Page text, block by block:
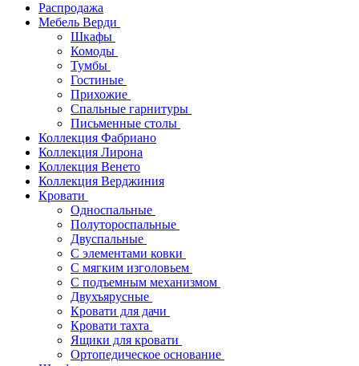
Распродажа
Мебель Верди
Шкафы
Комоды
Тумбы
Гостиные
Прихожие
Спальные гарнитуры
Письменные столы
Коллекция Фабриано
Коллекция Лирона
Коллекция Венето
Коллекция Верджиния
Кровати
Односпальные
Полутороспальные
Двуспальные
С элементами ковки
С мягким изголовьем
С подъемным механизмом
Двухъярусные
Кровати для дачи
Кровати тахта
Ящики для кровати
Ортопедическое основание